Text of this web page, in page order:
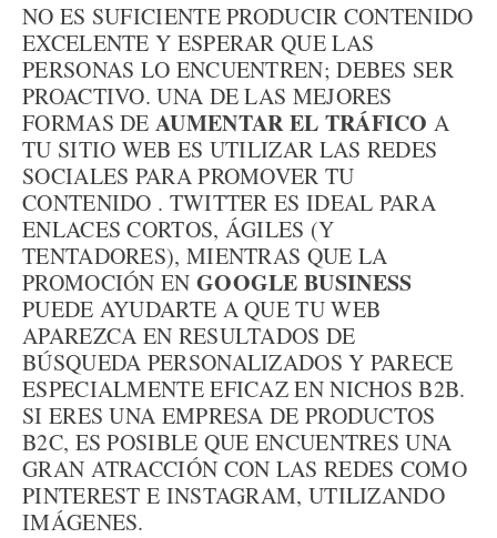
NO ES SUFICIENTE PRODUCIR CONTENIDO
EXCELENTE Y ESPERAR QUE LAS
PERSONAS LO ENCUENTREN; DEBES SER
PROACTIVO. UNA DE LAS MEJORES
FORMAS DEAUMENTAR EL TRÁFICO A
TU SITIO WEB ES UTILIZAR LAS REDES
SOCIALES PARA PROMOVER TU
CONTENIDO . TWITTER ES IDEAL PARA
ENLACES CORTOS, ÁGILES (Y
TENTADORES), MIENTRAS QUE LA
PROMOCIÓN EN GOOGLE BUSINESS
PUEDE AYUDARTE A QUE TU WEB
APAREZCA EN RESULTADOS DE
BÚSQUEDA PERSONALIZADOS Y PARECE
ESPECIALMENTE EFICAZ EN NICHOS B2B.
SI ERES UNA EMPRESA DE PRODUCTOS
B2C, ES POSIBLE QUE ENCUENTRES UNA
GRAN ATRACCIÓN CON LAS REDES COMO
PINTEREST E INSTAGRAM, UTILIZANDO
IMÁGENES.